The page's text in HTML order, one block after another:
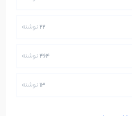
22نوشته
464نوشته
13نوشته